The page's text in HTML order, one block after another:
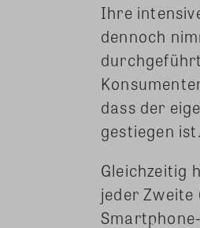
Ihre
dennoch
dass der
gestiegen ist.
Gleichzeitig
jeder Zweite